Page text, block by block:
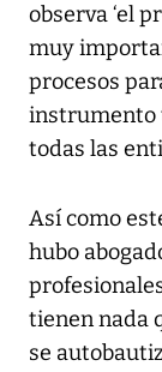
observa ‘el
muy
procesos
instrumento
todas las
Así como
hubo
tienen nada
se